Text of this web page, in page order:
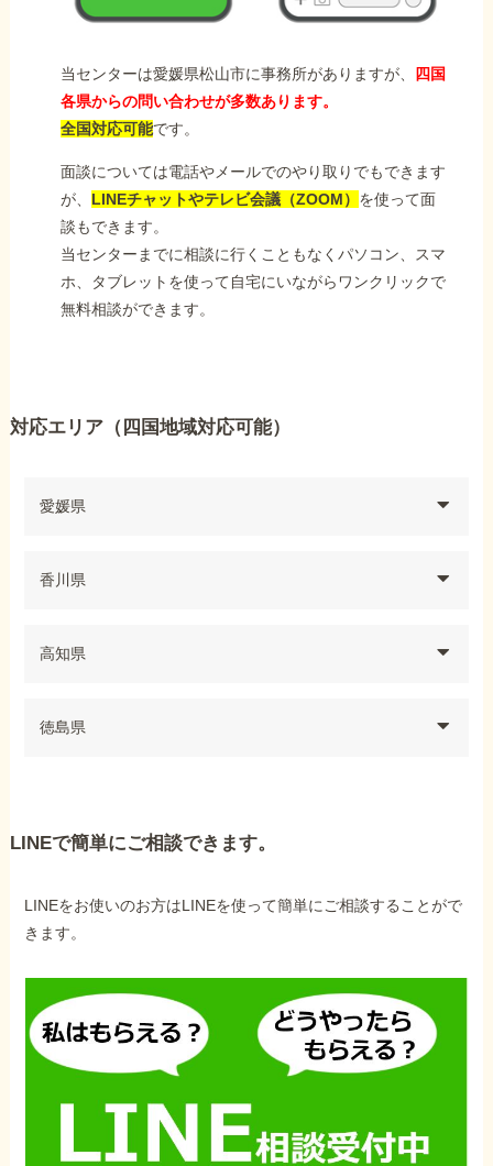
当センターは愛媛県松山市に事務所がありますが、
四国
各県からの問い合わせが多数あります。
全国対応可能です。
面談については電話やメールでのやり取りでもできます
が、 LINEチャットやテレビ会議（ZOOM） を使って面
談もできます。
当センターまでに相談に行くこともなくパソコン、スマ
ホ、タブレットを使って自宅にいながらワンクリックで
無料相談ができます。
対応エリア（四国地域対応可能）
愛媛県
香川県
高知県
徳島県
LINEで簡単にご相談できます。
LINEをお使いのお方はLINEを使って簡単にご相談することがで
きます。